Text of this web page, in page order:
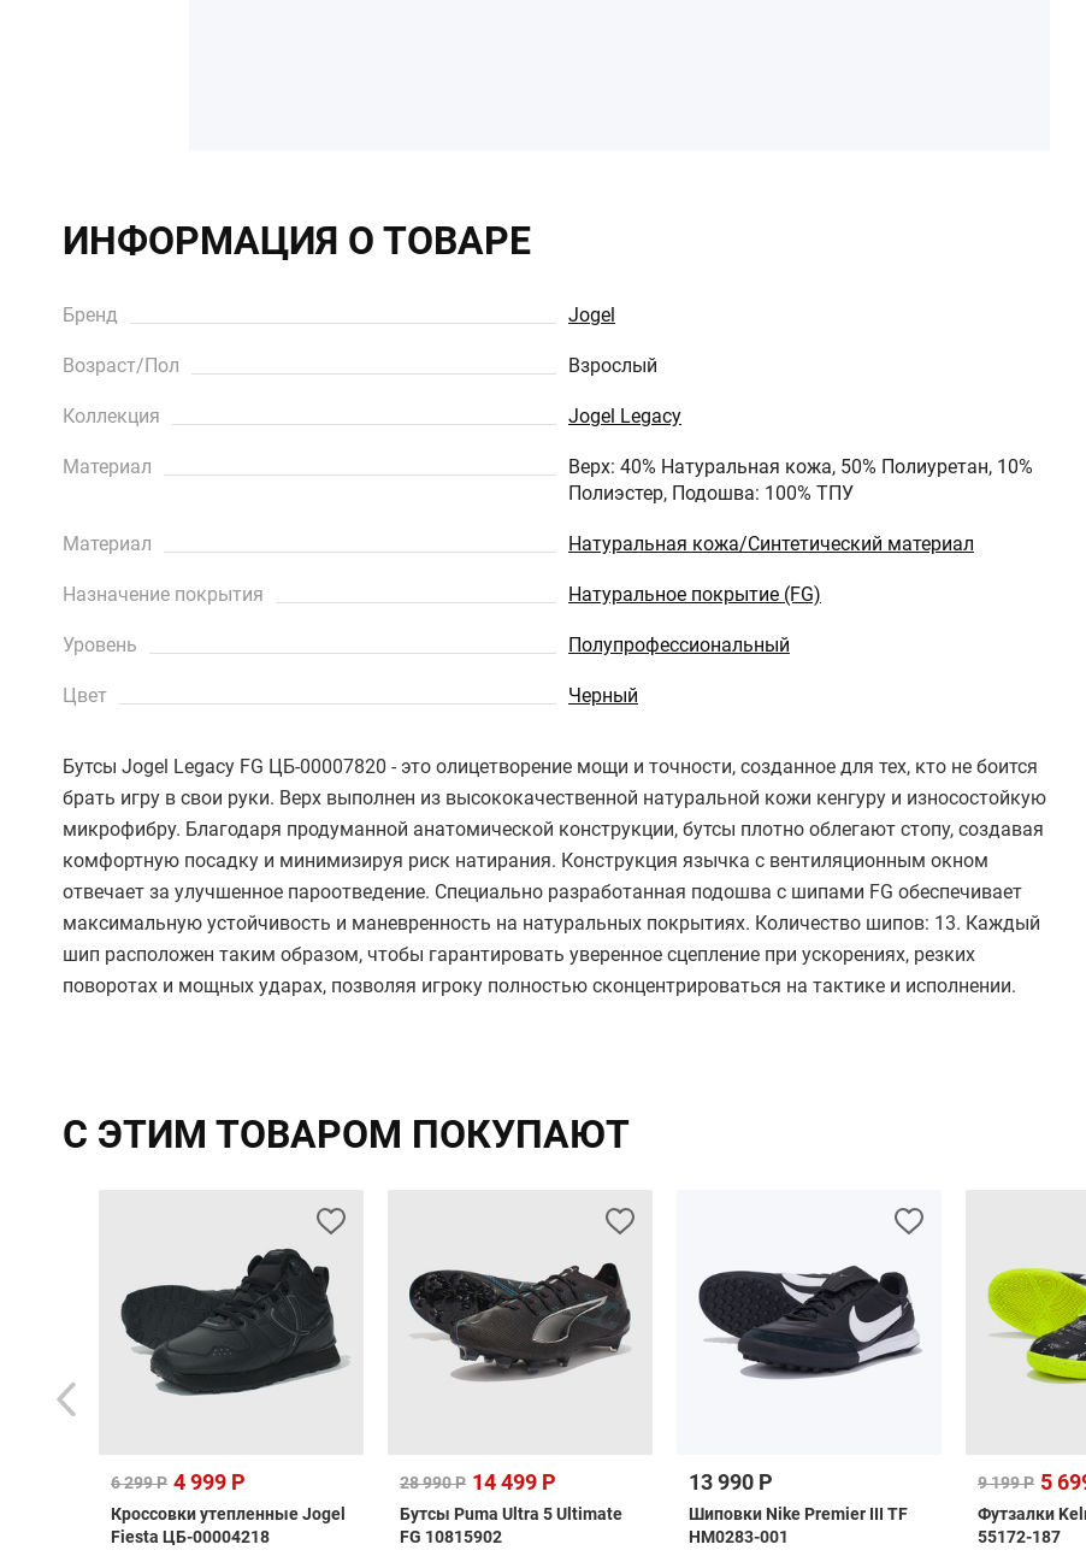
ИНФОРМАЦИЯ О ТОВАРЕ
Бренд Jogel
Возраст/Пол Взрослый
Коллекция Jogel Legacy
Материал
Верх: 40% Натуральная кожа, 50% Полиуретан, 10%
Полиэстер, Подошва: 100% ТПУ
Материал Натуральная кожа/Синтетический материал
Назначение покрытия Натуральное покрытие (FG)
Уровень Полупрофессиональный
Цвет Черный
Бутсы Jogel Legacy FG ЦБ-00007820 - это олицетворение мощи и точности, созданное для тех, кто не боится
брать игру в свои руки. Верх выполнен из высококачественной натуральной кожи кенгуру и износостойкую
микрофибру. Благодаря продуманной анатомической конструкции, бутсы плотно облегают стопу, создавая
комфортную посадку и минимизируя риск натирания. Конструкция язычка с вентиляционным окном
отвечает за улучшенное пароотведение. Специально разработанная подошва с шипами FG обеспечивает
максимальную устойчивость и маневренность на натуральных покрытиях. Количество шипов: 13. Каждый
шип расположен таким образом, чтобы гарантировать уверенное сцепление при ускорениях, резких
поворотах и мощных ударах, позволяя игроку полностью сконцентрироваться на тактике и исполнении.
С ЭТИМ ТОВАРОМ ПОКУПАЮТ
6 299 Р 4 999 Р
Кроссовки утепленные Jogel
Fiesta ЦБ-00004218
28 990 Р 14 499 Р
Бутсы Puma Ultra 5 Ultimate
FG 10815902
13 990 Р
Шиповки Nike Premier III TF
HM0283-001
9 199 Р 5
Футзалки
55172-187